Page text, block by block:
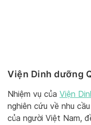
Viện Dinh dưỡng
Nhiệm vụ của Viện
nghiên cứu về nhu
của người Việt Nam,